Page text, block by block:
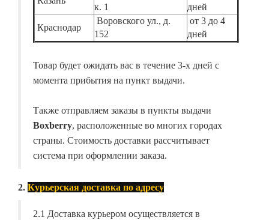
к. 1
дней
Краснодар
Воровского ул., д.
152
от 3 до 4
дней
Товар будет ожидать вас в течение 3-х дней с
момента прибытия на пункт выдачи.
Также отправляем заказы в пункты выдачи
Boxberry, расположенные во многих городах
страны. Стоимость доставки рассчитывает
система при оформлении заказа.
2. Курьерская доставка по адресу
2.1 Доставка курьером осуществляется в